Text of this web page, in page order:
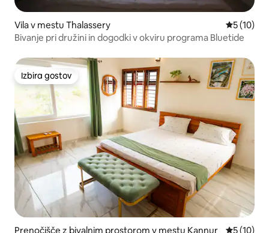
Vila v mestu Thalassery
5 (10)
Bivanje pri družini in dogodki v okviru programa Bluetide
Izbira gostov
Izbira gostov
Prenočišče z bivalnim prostorom v mestu Kannur
5 (10)